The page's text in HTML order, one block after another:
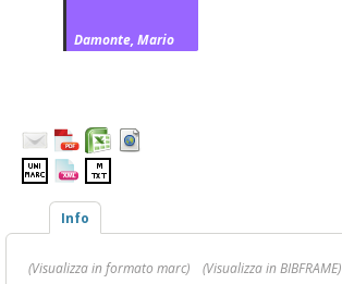
Damonte, Mario
Info
(Visualizza in formato marc)
(Visualizza in BIBFRAME)